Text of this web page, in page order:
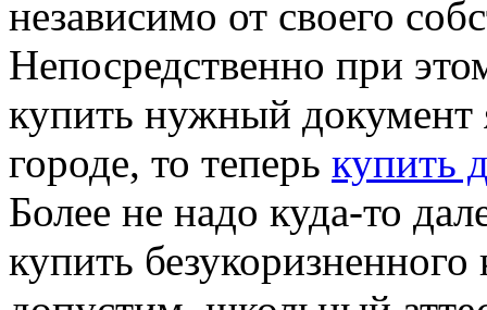
независимо от своего
Непосредственно при
купить нужный документ
городе, то теперь купить
Более не надо куда-то
купить